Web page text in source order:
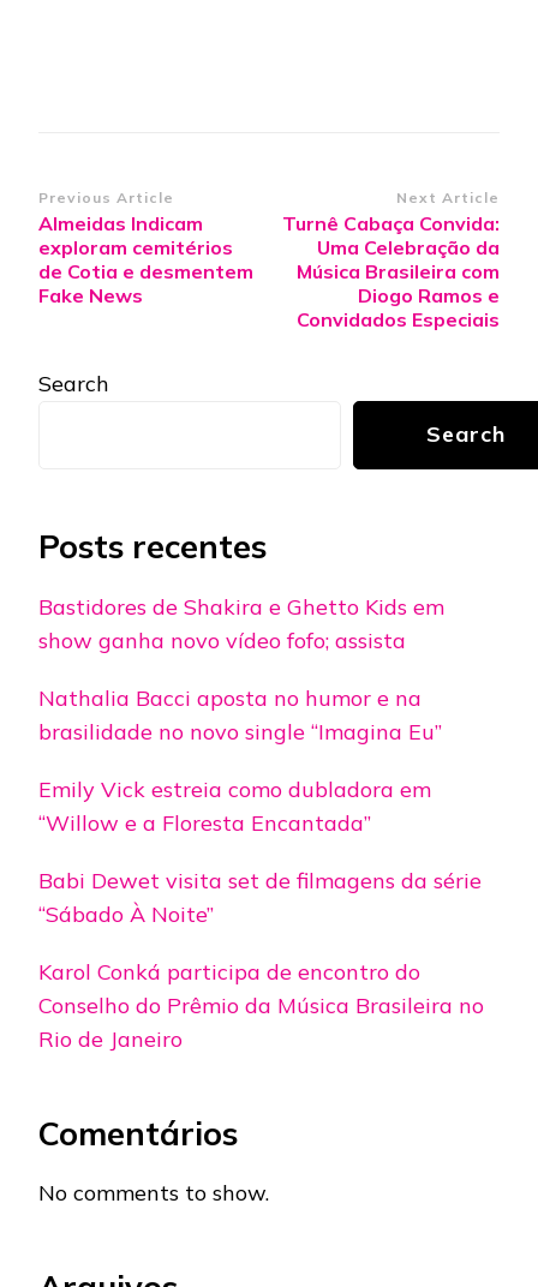
Post
Navigation
Previous Article
Almeidas Indicam
exploram cemitérios
de Cotia e desmentem
Fake News
Next Article
Turnê Cabaça Convida:
Uma Celebração da
Música Brasileira com
Diogo Ramos e
Convidados Especiais
Search
Search
Posts recentes
Bastidores de Shakira e Ghetto Kids em
show ganha novo vídeo fofo; assista
Nathalia Bacci aposta no humor e na
brasilidade no novo single “Imagina Eu”
Emily Vick estreia como dubladora em
“Willow e a Floresta Encantada”
Babi Dewet visita set de filmagens da série
“Sábado À Noite”
Karol Conká participa de encontro do
Conselho do Prêmio da Música Brasileira no
Rio de Janeiro
Comentários
No comments to show.